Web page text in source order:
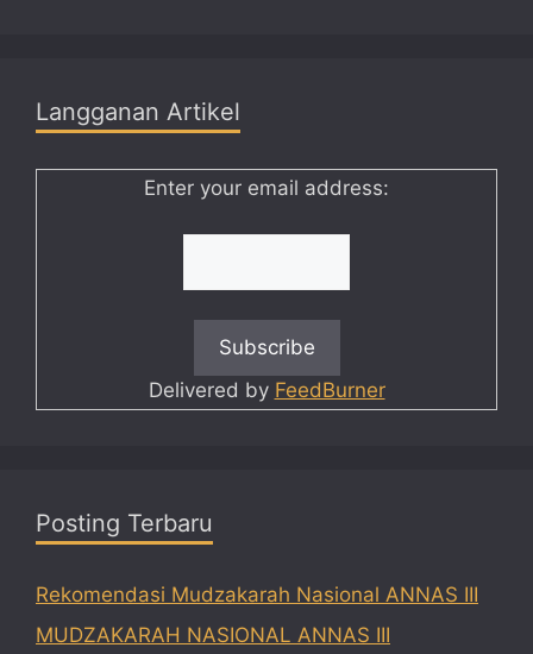
Langganan Artikel
Enter your email address:
Delivered by FeedBurner
Posting Terbaru
Rekomendasi Mudzakarah Nasional ANNAS III
MUDZAKARAH NASIONAL ANNAS III